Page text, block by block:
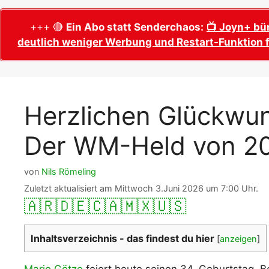
Wer wird Fußball-Weltmeister 2026?
Alle WM 2026 Trainer
Alle Fußball Weltmeister
Adidas Trionda: offizielle WM 2026
Spielball
Alle Nationalspieler der FIFA Fußball WM
2026
WM 2026 Qualifikation in Europa: Tabelle
& Spielplan
WM 2026
Termine,
WM 2026
WM 2026
WM 2026
Spielort
Weltmeister,
Ausfüllen &
Fußball WM
PDF zum
+++ 🔴 Ein Abo statt Senderchaos: 📺 Joyn+
deutlich weniger Werbung und Restart-
Herzlichen
Der WM-Held von
von Nils Römeling
Zuletzt aktualisiert am Mittwoch 3.Juni 2026 um 7:00 Uhr.
🇦🇷🇩🇪🇨🇦🇲🇽🇺🇸
Inhaltsverzeichnis - das findest du hier [anzeigen]